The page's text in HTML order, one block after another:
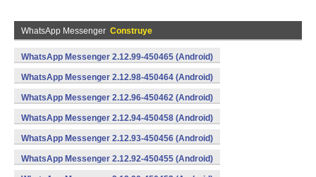
WhatsApp Messenger Construye
WhatsApp Messenger 2.12.99-450465 (Android)
WhatsApp Messenger 2.12.98-450464 (Android)
WhatsApp Messenger 2.12.96-450462 (Android)
WhatsApp Messenger 2.12.94-450458 (Android)
WhatsApp Messenger 2.12.93-450456 (Android)
WhatsApp Messenger 2.12.92-450455 (Android)